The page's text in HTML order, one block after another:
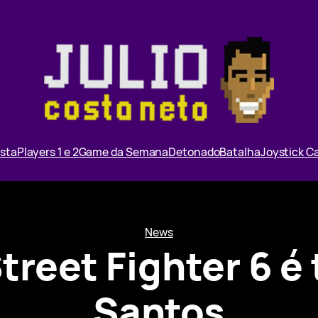
Players 1 e 2Game da SemanaDetonadoBatalhaJoystick
News
Fighter 6